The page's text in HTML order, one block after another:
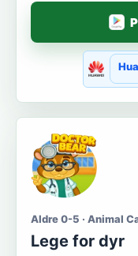
Aldre 0-5 · Animal
Lege for dyr